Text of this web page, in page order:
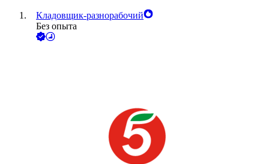
Кладовщик-разнорабочий
Без опыта